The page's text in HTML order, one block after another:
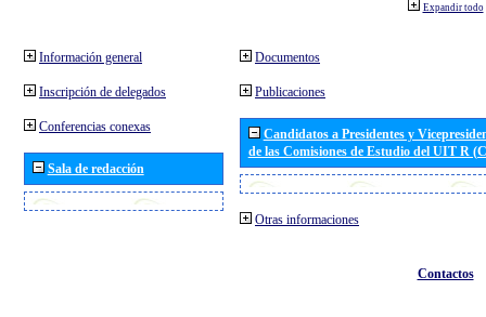
Expandir todo
Información general
Inscripción de delegados
Conferencias conexas
Sala de redacción
Documentos
Publicaciones
Candidatos a Presidentes y
de las Comisiones de Estudio del UIT R
Otras informaciones
Contactos